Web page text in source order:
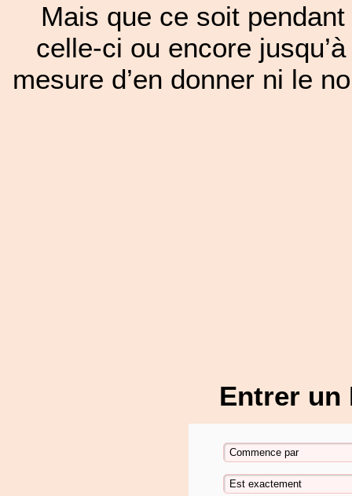
Mais que ce soit
celle-ci ou encore
mesure d’en donner ni le
Entrer un